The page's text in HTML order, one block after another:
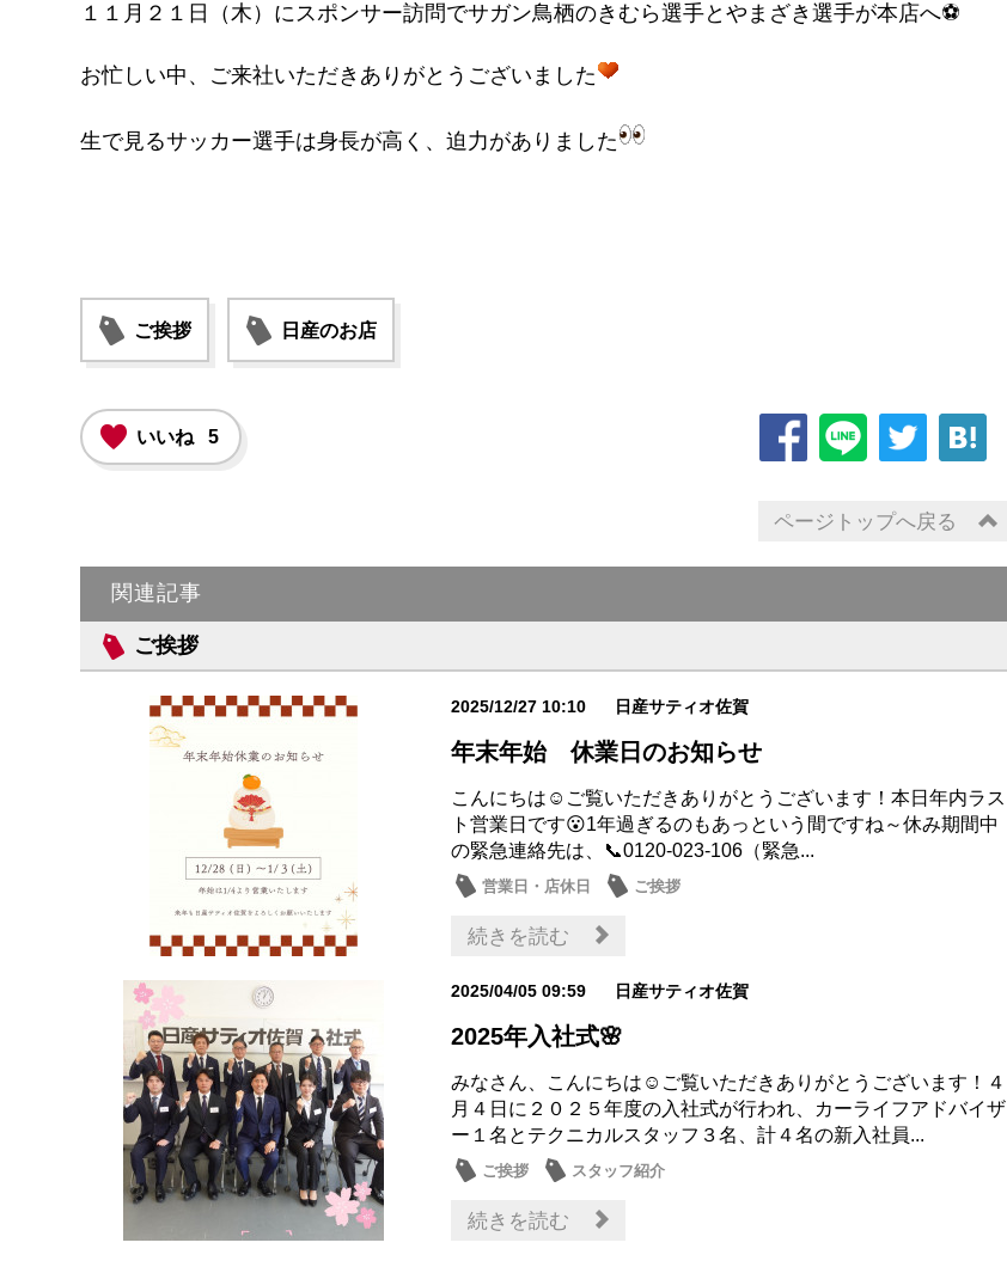
１１月２１日（木）にスポンサー訪問でサガン鳥栖のきむら選手とやまざき選手が本店へ⚽
お忙しい中、ご来社いただきありがとうございました
生で見るサッカー選手は身長が高く、迫力がありました
ご挨拶 日産のお店
いいね 5
ページトップへ戻る
関連記事
ご挨拶
2025/12/27 10:10 日産サティオ佐賀
年末年始 休業日のお知らせ
こんにちは☺ご覧いただきありがとうございます！本日年内ラス
ト営業日です😮1年過ぎるのもあっという間ですね～休み期間中
の緊急連絡先は、📞0120-023-106（緊急...
営業日・店休日 ご挨拶
続きを読む
2025/04/05 09:59 日産サティオ佐賀
2025年入社式🌸
みなさん、こんにちは☺ご覧いただきありがとうございます！４
月４日に２０２５年度の入社式が行われ、カーライフアドバイザ
ー１名とテクニカルスタッフ３名、計４名の新入社員...
ご挨拶 スタッフ紹介
続きを読む